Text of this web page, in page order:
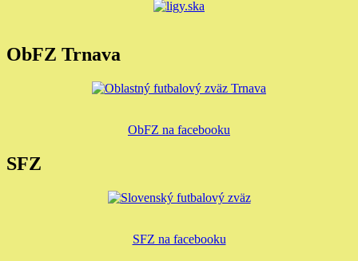
ObFZ Trnava
ObFZ na facebooku
SFZ
SFZ na facebooku